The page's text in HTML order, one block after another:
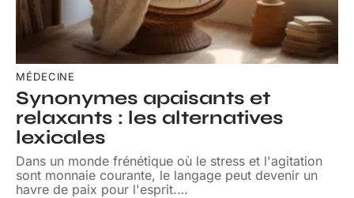
MÉDECINE
Synonymes apaisants et
relaxants : les alternatives
lexicales
Dans un monde frénétique où le stress et l'agitation
sont monnaie courante, le langage peut devenir un
havre de paix pour l'esprit.…